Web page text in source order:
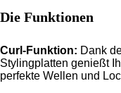
Die Funktionen
Curl-Funktion: Dank
Stylingplatten genießt
perfekte Wellen und